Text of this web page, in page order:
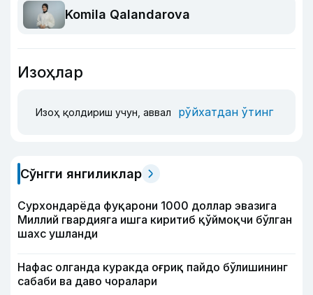
Komila Qalandarova
Изоҳлар
Изоҳ қолдириш учун, аввал рўйхатдан ўтинг
Сўнгги янгиликлар
Сурхондарёда фуқарони 1000 доллар эвазига
Миллий гвардияга ишга киритиб қўймоқчи бўлган
шахс ушланди
Нафас олганда куракда оғриқ пайдо бўлишининг
сабаби ва даво чоралари